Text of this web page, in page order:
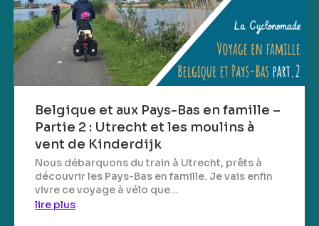
Belgique et aux Pays-Bas en famille –
Partie 2 : Utrecht et les moulins à
vent de Kinderdijk
Nous débarquons du train à Utrecht, prêts à
découvrir les Pays-Bas en famille. Je vais enfin
vivre ce voyage à vélo que...
lire plus